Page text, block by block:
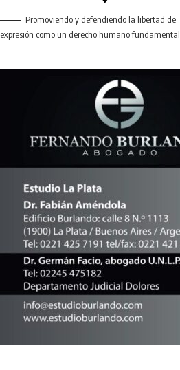
Promoviendo y defendiendo la libertad de
expresión como un derecho humano fundamental.